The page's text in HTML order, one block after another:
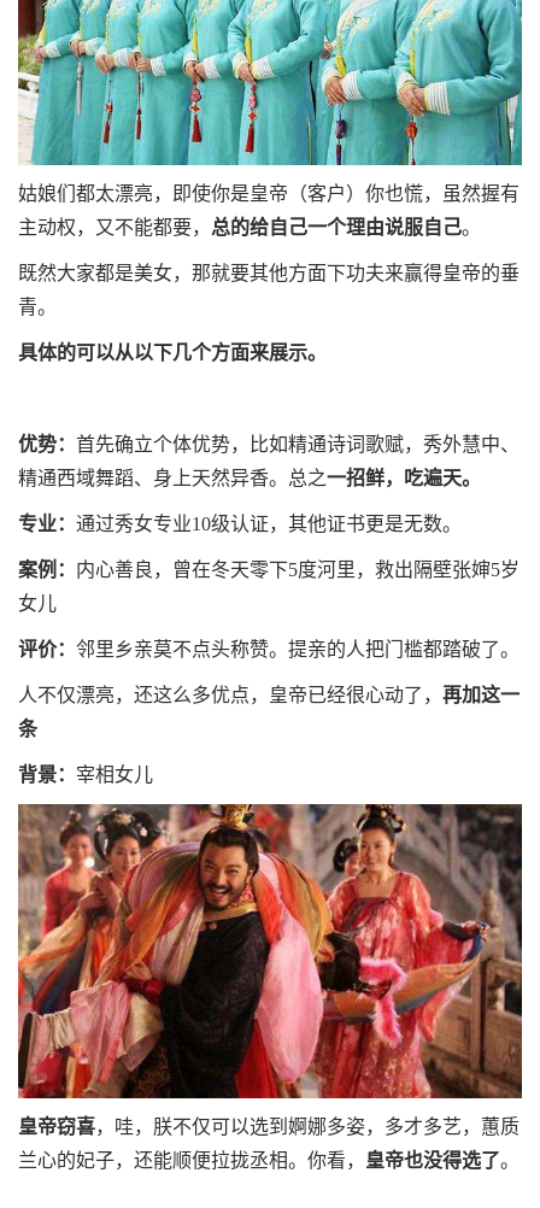
姑娘们都太漂亮，即使你是皇帝（客户）你也慌，虽然握有
主动权，又不能都要， 总的给自己一个理由说服自己。
既然大家都是美女，那就要其他方面下功夫来赢得皇帝的垂
青。
具体的可以从以下几个方面来展示。
优势： 首先确立个体优势，比如精通诗词歌赋，秀外慧中、
精通西域舞蹈、身上天然异香。总之一招鲜，吃遍天。
专业： 通过秀女专业10级认证，其他证书更是无数。
案例： 内心善良，曾在冬天零下5度河里，救出隔壁张婶5岁
女儿
评价： 邻里乡亲莫不点头称赞。提亲的人把门槛都踏破了。
人不仅漂亮，还这么多优点，皇帝已经很心动了， 再加这一
条
背景： 宰相女儿
皇帝窃喜，哇，朕不仅可以选到婀娜多姿，多才多艺，蕙质
兰心的妃子，还能顺便拉拢丞相。你看，
皇帝也没得选了。